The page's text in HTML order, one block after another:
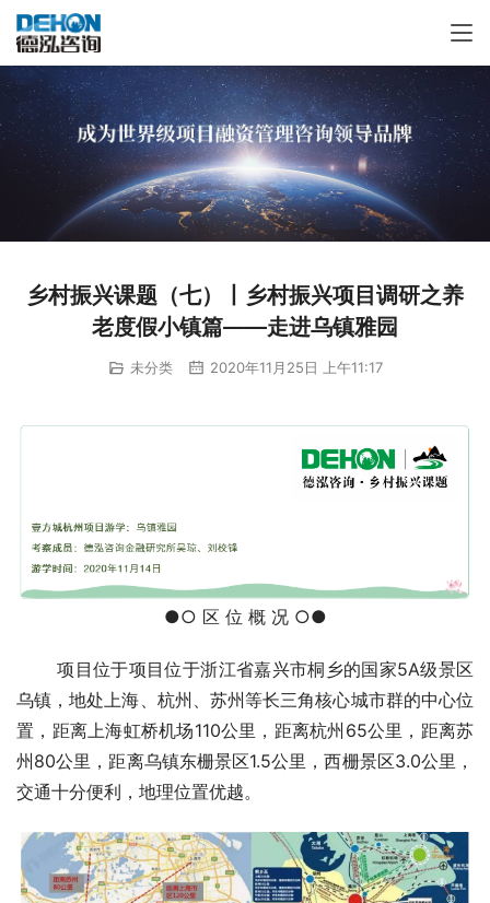
乡村振兴课题（七）丨乡村振兴项目调研之养
老度假小镇篇——走进乌镇雅园
未分类 2020年11月25日 上午11:17
●○ 区 位 概 况 ○●
项目位于项目位于浙江省嘉兴市桐乡的国家5A级景区
乌镇，地处上海、杭州、苏州等长三角核心城市群的中心位
置，距离上海虹桥机场110公里，距离杭州65公里，距离苏
州80公里，距离乌镇东栅景区1.5公里，西栅景区3.0公里，
交通十分便利，地理位置优越。